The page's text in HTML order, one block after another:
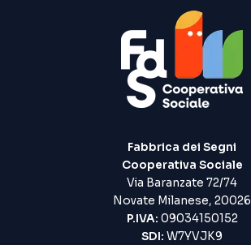
Fabbrica dei Segni
Cooperativa Sociale
Via Baranzate 72/74
Novate Milanese, 20026
P.IVA: 09034150152
SDI: W7YVJK9